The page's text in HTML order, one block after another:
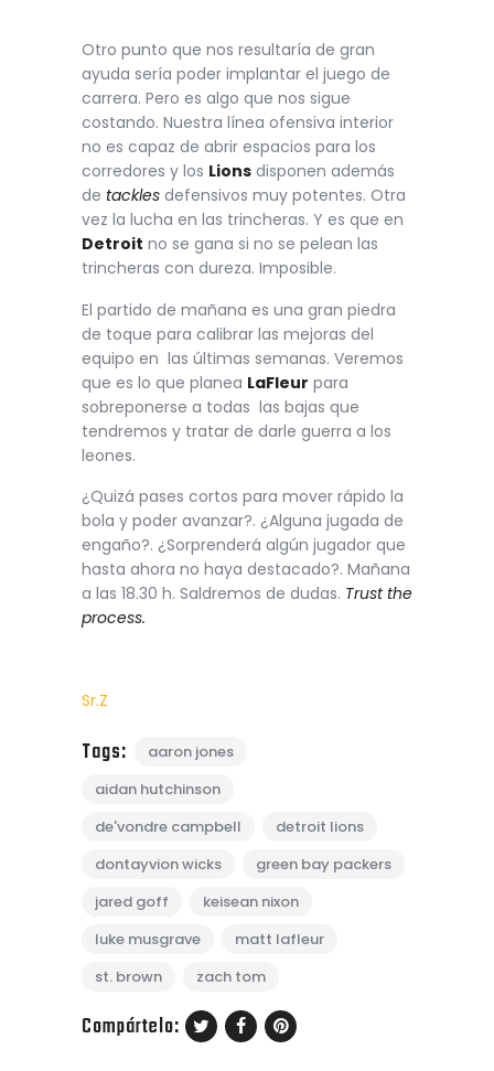
Otro punto que nos resultaría de gran
ayuda sería poder implantar el juego de
carrera. Pero es algo que nos sigue
costando. Nuestra línea ofensiva interior
no es capaz de abrir espacios para los
corredores y los Lions disponen además
de tackles defensivos muy potentes. Otra
vez la lucha en las trincheras. Y es que en
Detroit no se gana si no se pelean las
trincheras con dureza. Imposible.
El partido de mañana es una gran piedra
de toque para calibrar las mejoras del
equipo en las últimas semanas. Veremos
que es lo que planea LaFleur para
sobreponerse a todas las bajas que
tendremos y tratar de darle guerra a los
leones.
¿Quizá pases cortos para mover rápido la
bola y poder avanzar?. ¿Alguna jugada de
engaño?. ¿Sorprenderá algún jugador que
hasta ahora no haya destacado?. Mañana
a las 18.30 h. Saldremos de dudas. Trust the
process.
Sr.Z
Tags:
aaron jones
aidan hutchinson
de'vondre campbell
detroit lions
dontayvion wicks
green bay packers
jared goff
keisean nixon
luke musgrave
matt lafleur
st. brown
zach tom
Compártelo: